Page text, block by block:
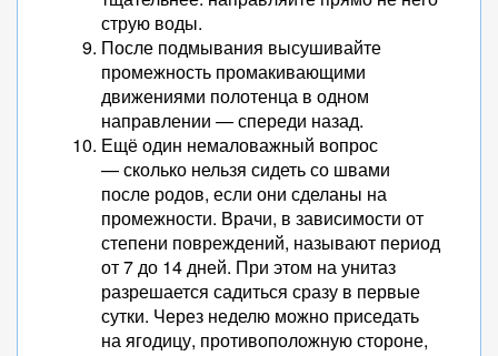
струю воды.
После подмывания высушивайте
промежность промакивающими
движениями полотенца в одном
направлении — спереди назад.
Ещё один немаловажный вопрос
— сколько нельзя сидеть со швами
после родов, если они сделаны на
промежности. Врачи, в зависимости от
степени повреждений, называют период
от 7 до 14 дней. При этом на унитаз
разрешается садиться сразу в первые
сутки. Через неделю можно приседать
на ягодицу, противоположную стороне,